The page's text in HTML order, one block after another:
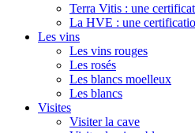
Terra Vitis : une
La HVE : une
Les vins
Les vins rouges
Les rosés
Les blancs moelleux
Les blancs
Visites
Visiter la cave